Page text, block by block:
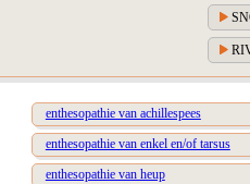
enthesopathie van achillespees
enthesopathie van enkel en/of tarsus
enthesopathie van heup